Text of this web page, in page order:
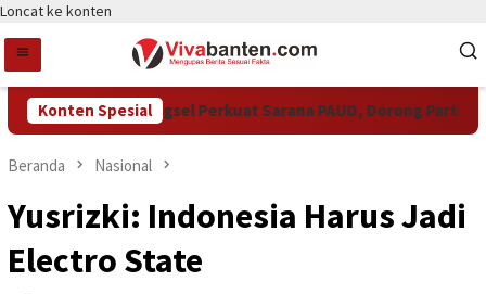
Loncat ke konten
Konten Spesial
Pemkot Tangsel Perkuat Sarana PAUD, Dorong Partisipasi
Beranda Nasional
Yusrizki: Indonesia Harus Jadi
Electro State